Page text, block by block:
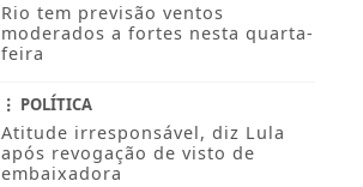
Rio tem previsão ventos
moderados a fortes nesta quarta-
feira
POLÍTICA
Atitude irresponsável, diz Lula
após revogação de visto de
embaixadora